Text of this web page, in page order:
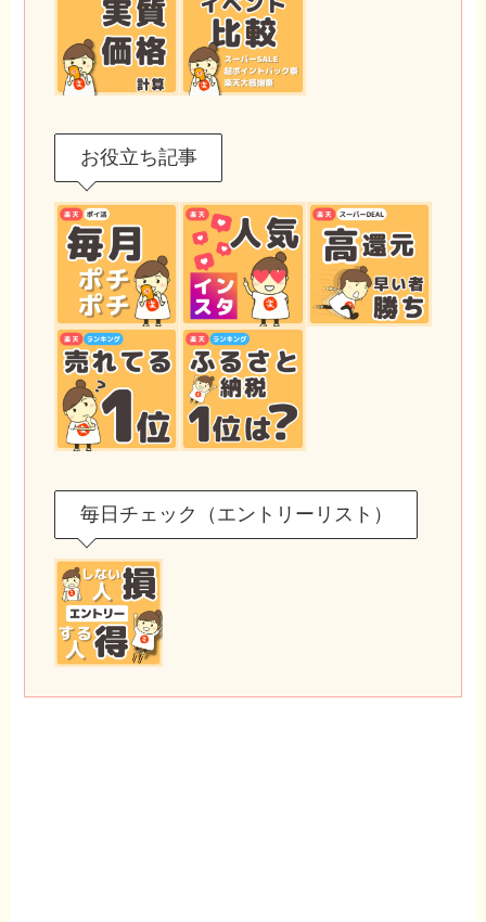
お役立ち記事
毎日チェック（エントリーリスト）